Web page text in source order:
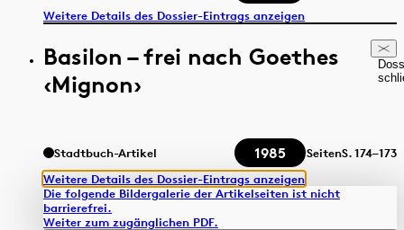
Weitere Details des Dossier-Eintrags anzeigen
Basilon – frei nach Goethes
‹Mignon›
Stadtbuch-Artikel 1985 SeitenS.174–173
Weitere Details des Dossier-Eintrags anzeigen
Die folgende Bildergalerie der Artikelseiten ist nicht
barrierefrei.
Weiter zum zugänglichen PDF.